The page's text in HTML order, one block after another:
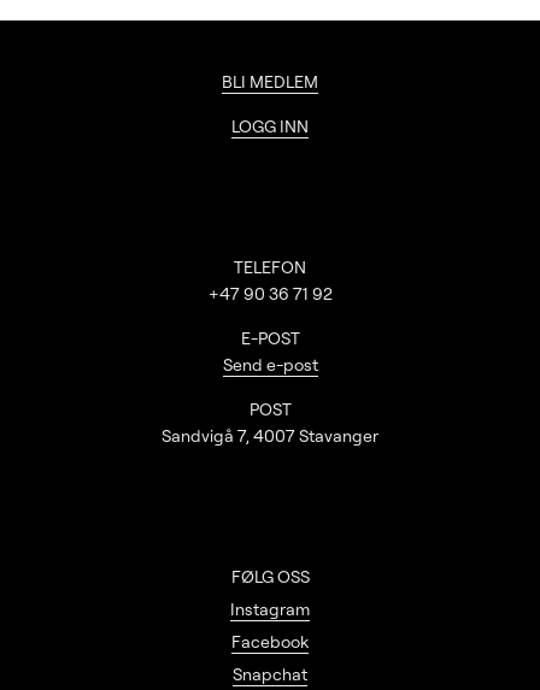
BLI MEDLEM
LOGG INN
TELEFON
+47 90 36 71 92
E-POST
Send e-post
POST
Sandvigå 7, 4007 Stavanger
FØLG OSS
Instagram
Facebook
Snapchat